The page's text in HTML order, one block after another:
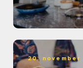
20. november